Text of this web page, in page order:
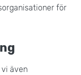
för
även